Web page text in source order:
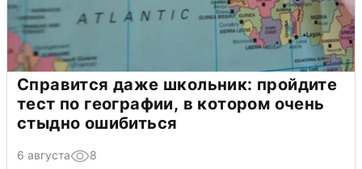
Справится даже школьник: пройдите
тест по географии, в котором очень
стыдно ошибиться
6 августа 8